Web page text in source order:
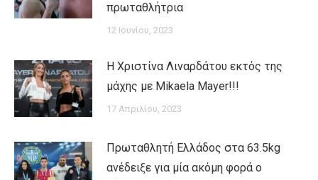
πρωταθλήτρια
12 Ιουνίου, 2023
H Χριστίνα Λιναρδάτου εκτός της
μάχης με Mikaela Mayer!!!
17 Απριλίου, 2023
Πρωταθλητή Ελλάδος στα 63.5kg
ανέδειξε για μία ακόμη φορά ο